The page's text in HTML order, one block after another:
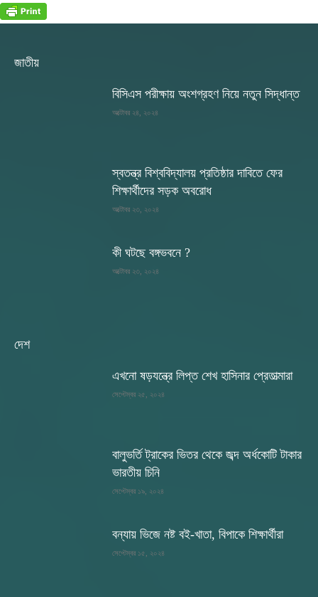
জাতীয়
বিসিএস পরীক্ষায় অংশগ্রহণ নিয়ে নতুন সিদ্ধান্ত
অক্টোবর ২৪, ২০২৪
স্বতন্ত্র বিশ্ববিদ্যালয় প্রতিষ্ঠার দাবিতে ফের
শিক্ষার্থীদের সড়ক অবরোধ
অক্টোবর ২৩, ২০২৪
কী ঘটছে বঙ্গভবনে ?
অক্টোবর ২৩, ২০২৪
দেশ
এখনো ষড়যন্ত্রে লিপ্ত শেখ হাসিনার প্রেতাত্মারা
সেপ্টেম্বর ২৫, ২০২৪
বালুভর্তি ট্রাকের ভিতর থেকে জব্দ অর্ধকোটি টাকার
ভারতীয় চিনি
সেপ্টেম্বর ১৯, ২০২৪
বন্যায় ভিজে নষ্ট বই-খাতা, বিপাকে শিক্ষার্থীরা
সেপ্টেম্বর ১৫, ২০২৪